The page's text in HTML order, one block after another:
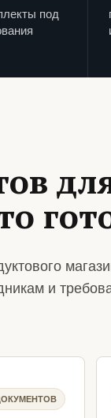
под
и